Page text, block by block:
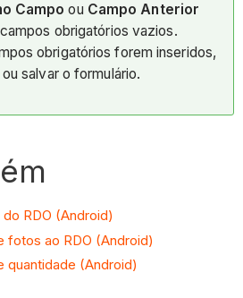
Campo ou Campo Anterior
obrigatórios vazios.
obrigatórios forem inseridos,
salvar o formulário.
RDO (Android)
fotos ao RDO (Android)
quantidade (Android)